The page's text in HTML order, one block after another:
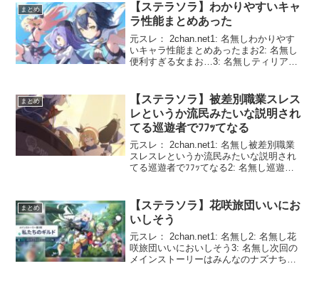
まとめ
【ステラソラ】わかりやすいキャ
ラ性能まとめあった
元スレ： 2chan.net1: 名無しわかりやす
いキャラ性能まとめあったまお2: 名無し
便利すぎる女まお…3: 名無しティリアも
ィリアとかの支援サポーターの...
まとめ
【ステラソラ】被差別職業スレス
レというか流民みたいな説明され
てる巡遊者でﾌﾌｯてなる
元スレ： 2chan.net1: 名無し被差別職業
スレスレというか流民みたいな説明され
てる巡遊者でﾌﾌｯてなる2: 名無し巡遊者
うにしてる節がある3: 名無し文明がも
は...
まとめ
【ステラソラ】花咲旅団いいにお
いしそう
元スレ： 2chan.net1: 名無し2: 名無し花
咲旅団いいにおいしそう3: 名無し次回の
メインストーリーはみんなのナズナちゃ